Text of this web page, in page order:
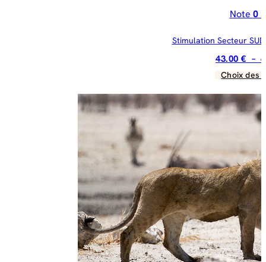
Note 0
Stimulation Secteur
43.00 € –
Choix des
a
la
du